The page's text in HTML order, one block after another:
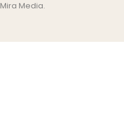
Mira Media.